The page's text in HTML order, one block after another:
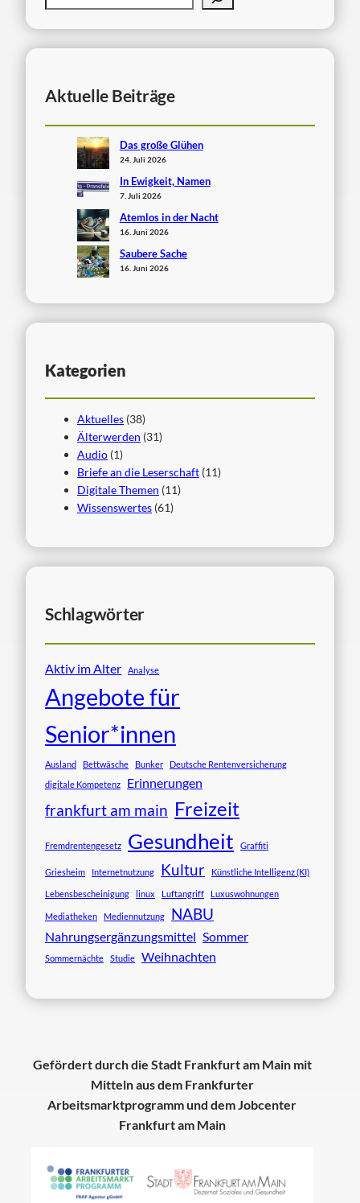
Aktuelle Beiträge
Das große Glühen
24. Juli 2026
In Ewigkeit, Namen
7. Juli 2026
Atemlos in der Nacht
16. Juni 2026
Saubere Sache
16. Juni 2026
Kategorien
Aktuelles (38)
Älterwerden (31)
Audio (1)
Briefe an die Leserschaft (11)
Digitale Themen (11)
Wissenswertes (61)
Schlagwörter
Aktiv im Alter Analyse
Angebote für
Senior*innen
Ausland Bettwäsche Bunker
Deutsche Rentenversicherung
digitale Kompetenz
Erinnerungen
frankfurt am main Freizeit
Fremdrentengesetz Gesundheit Graffiti
Griesheim Internetnutzung Kultur Künstliche Intelligenz (KI)
Lebensbescheinigung linux Luftangriff Luxuswohnungen
Mediatheken Mediennutzung NABU
Nahrungsergänzungsmittel Sommer
Sommernächte Studie Weihnachten
Gefördert durch die Stadt Frankfurt am Main mit
Mitteln aus dem Frankfurter
Arbeitsmarktprogramm und dem Jobcenter
Frankfurt am Main